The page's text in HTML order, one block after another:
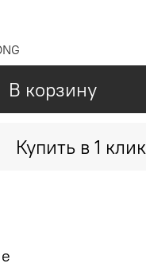
В корзину
Купить в 1 клик